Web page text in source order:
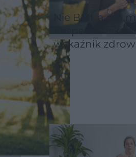
Nie BMI, a siła
wskaźnik